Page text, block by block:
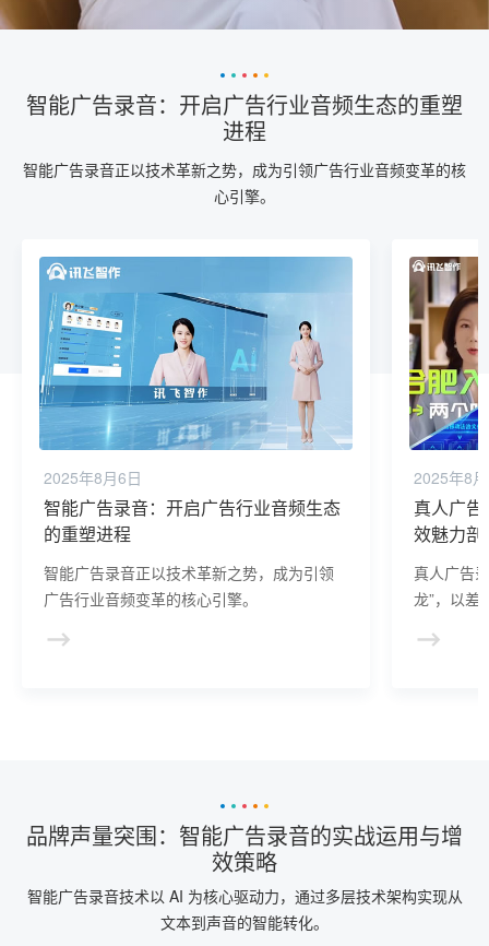
智能广告录音：开启广告行业音频生态的重塑
进程
智能广告录音正以技术革新之势，成为引领广告行业音频变革的核
心引擎。
2025年8月6日
智能广告录音：开启广告行业音频生态
的重塑进程
智能广告录音正以技术革新之势，成为引领
广告行业音频变革的核心引擎。
2025年8
真人广告
效魅力剖
真人广告
龙”，以差
品牌声量突围：智能广告录音的实战运用与增
效策略
智能广告录音技术以 AI 为核心驱动力，通过多层技术架构实现从
文本到声音的智能转化。